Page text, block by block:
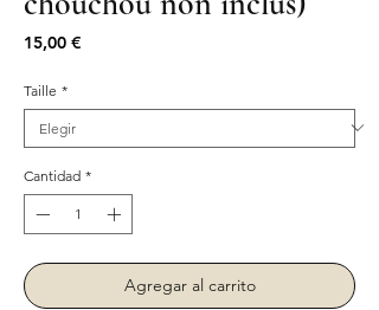
15,00 €
Taille *
Cantidad *
Agregar al carrito